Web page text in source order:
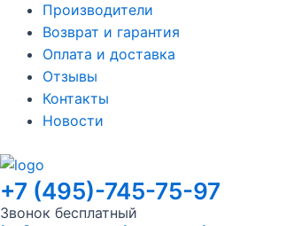
Производители
Возврат и гарантия
Оплата и доставка
Отзывы
Контакты
Новости
+7 (495)-745-75-97
Звонок бесплатный